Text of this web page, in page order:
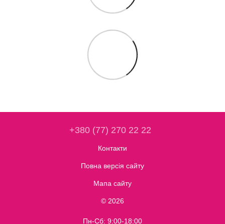
+380 (77) 270 22 22
Контакти
Повна версія сайту
Мапа сайту
© 2026
Пн-Сб: 9:00-18:00